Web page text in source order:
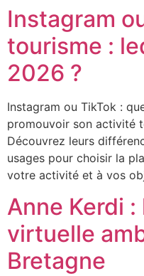
Aller
au
contenu
Instagram
tourisme :
2026 ?
Instagram ou TikTok :
promouvoir son activité
Découvrez leurs
usages pour choisir la
votre activité et à vos
Anne Kerdi :
virtuelle
Bretagne